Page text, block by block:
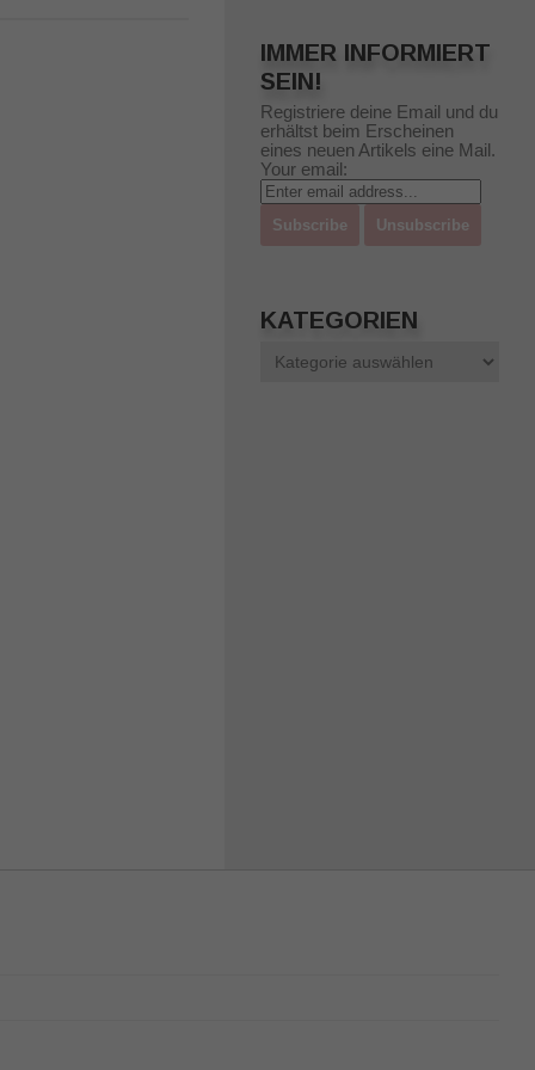
IMMER INFORMIERT
SEIN!
Registriere deine Email und du
erhältst beim Erscheinen
eines neuen Artikels eine Mail.
Your email:
KATEGORIEN